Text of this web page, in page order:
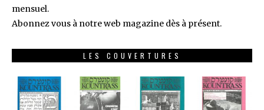
mensuel.
Abonnez vous à notre web magazine dès à présent.
LES COUVERTURES